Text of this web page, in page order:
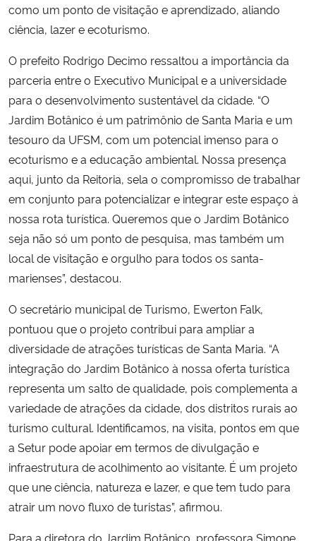
como um ponto de visitação e aprendizado, aliando
ciência, lazer e ecoturismo.
O prefeito Rodrigo Decimo ressaltou a importância da
parceria entre o Executivo Municipal e a universidade
para o desenvolvimento sustentável da cidade. “O
Jardim Botânico é um patrimônio de Santa Maria e um
tesouro da UFSM, com um potencial imenso para o
ecoturismo e a educação ambiental. Nossa presença
aqui, junto da Reitoria, sela o compromisso de trabalhar
em conjunto para potencializar e integrar este espaço à
nossa rota turística. Queremos que o Jardim Botânico
seja não só um ponto de pesquisa, mas também um
local de visitação e orgulho para todos os santa-
marienses”, destacou.
O secretário municipal de Turismo, Ewerton Falk,
pontuou que o projeto contribui para ampliar a
diversidade de atrações turísticas de Santa Maria. “A
integração do Jardim Botânico à nossa oferta turística
representa um salto de qualidade, pois complementa a
variedade de atrações da cidade, dos distritos rurais ao
turismo cultural. Identificamos, na visita, pontos em que
a Setur pode apoiar em termos de divulgação e
infraestrutura de acolhimento ao visitante. É um projeto
que une ciência, natureza e lazer, e que tem tudo para
atrair um novo fluxo de turistas”, afirmou.
Para a diretora do Jardim Botânico, professora Simone